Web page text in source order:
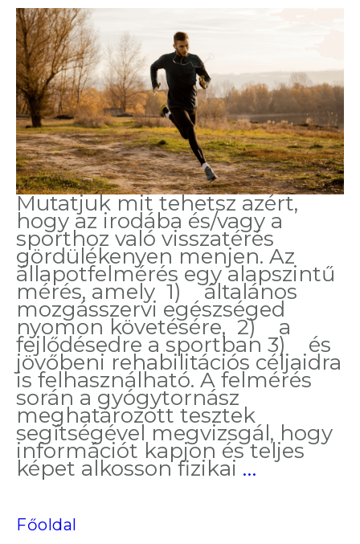
Mutatjuk mit tehetsz azért,
hogy az irodába és/vagy a
sporthoz való visszatérés
gördülékenyen menjen. Az
állapotfelmérés egy alapszintű
mérés, amely 1) általános
mozgásszervi egészséged
nyomon követésére, 2) a
fejlődésedre a sportban 3) és
jövőbeni rehabilitációs céljaidra
is felhasználható. A felmérés
során a gyógytornász
meghatározott tesztek
segítségével megvizsgál, hogy
információt kapjon és teljes
képet alkosson fizikai … Így
Főoldal